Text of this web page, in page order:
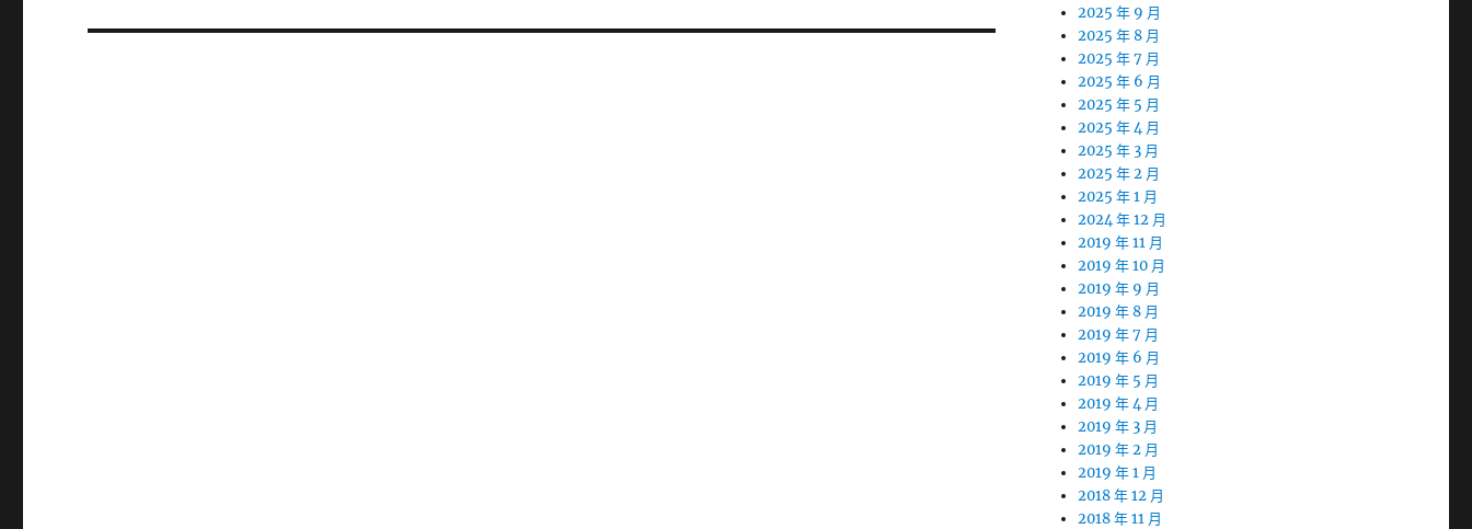
篇
2025 年 9 月
2025 年 8 月
2025 年 7 月
2025 年 6 月
2025 年 5 月
2025 年 4 月
2025 年 3 月
2025 年 2 月
2025 年 1 月
2024 年 12 月
2019 年 11 月
2019 年 10 月
2019 年 9 月
2019 年 8 月
2019 年 7 月
2019 年 6 月
2019 年 5 月
2019 年 4 月
2019 年 3 月
2019 年 2 月
2019 年 1 月
2018 年 12 月
2018 年 11 月